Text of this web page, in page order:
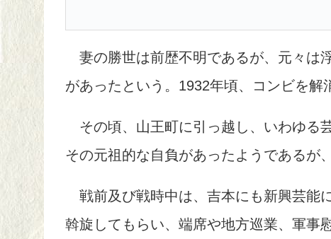
妻の勝世は前歴不明であるが、元々は
があったという。1932年頃、コンビを解
その頃、山王町に引っ越し、いわゆる
その元祖的な自負があったようであるが
戦前及び戦時中は、吉本にも新興芸能
斡旋してもらい、端席や地方巡業、軍事